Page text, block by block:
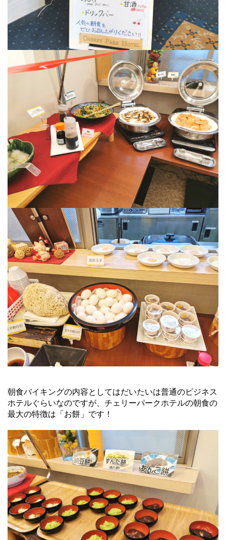
朝食バイキングの内容としてはだいたいは普通のビジネス
ホテルぐらいなのですが、チェリーパークホテルの朝食の
最大の特徴は「お餅」です！